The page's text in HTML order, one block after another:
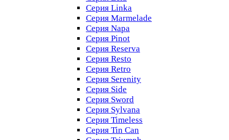
Серия Linka
Серия Marmelade
Серия Napa
Серия Pinot
Серия Reserva
Серия Resto
Серия Retro
Серия Serenity
Серия Side
Серия Sword
Серия Sуlvana
Серия Timeless
Серия Tin Can